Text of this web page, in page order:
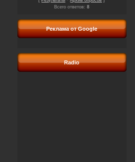
Всего ответов: 8
Реклама от Google
Radio